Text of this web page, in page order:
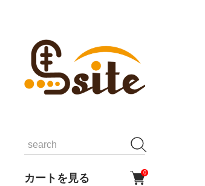
カートを見る 0